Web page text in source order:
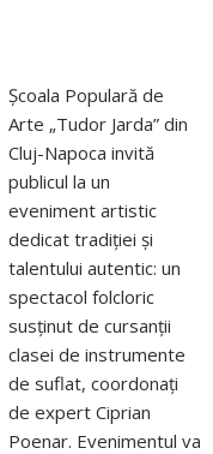
Școala Populară de
Arte „Tudor Jarda” din
Cluj-Napoca invită
publicul la un
eveniment artistic
dedicat tradiției și
talentului autentic: un
spectacol folcloric
susținut de cursanții
clasei de instrumente
de suflat, coordonați
de expert Ciprian
Poenar. Evenimentul va